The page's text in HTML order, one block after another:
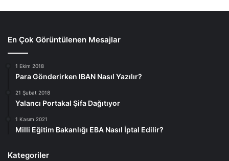
En Çok Görüntülenen Mesajlar
1 Ekim 2018
Para Gönderirken IBAN Nasıl Yazılır?
21 Şubat 2018
Yalancı Portakal Şifa Dağıtıyor
1 Kasım 2021
Milli Eğitim Bakanlığı EBA Nasıl İptal Edilir?
Kategoriler